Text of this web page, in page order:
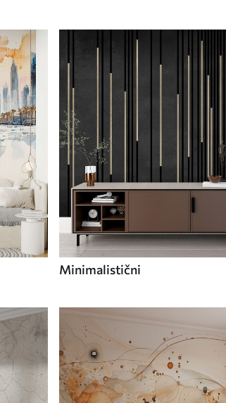
Minimalistični